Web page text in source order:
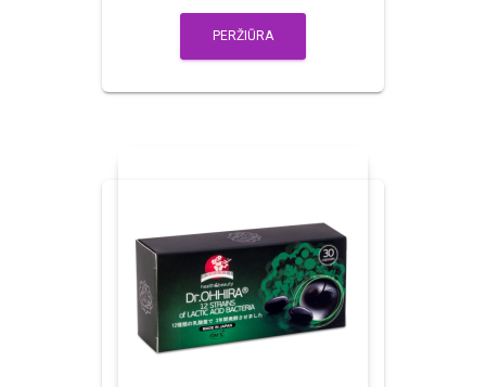
PERŽIŪRA